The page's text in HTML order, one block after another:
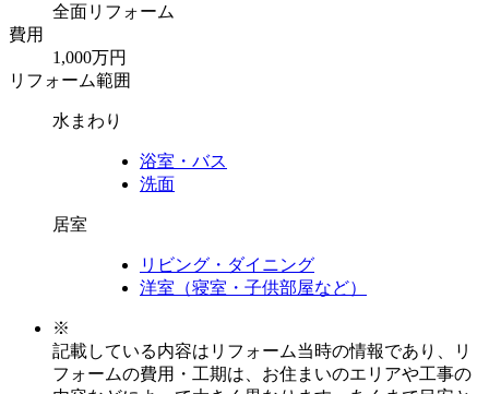
全面リフォーム
費用
1,000万円
リフォーム範囲
水まわり
浴室・バス
洗面
居室
リビング・ダイニング
洋室（寝室・子供部屋など）
※
記載している内容はリフォーム当時の情報であり、リ
フォームの費用・工期は、お住まいのエリアや工事の